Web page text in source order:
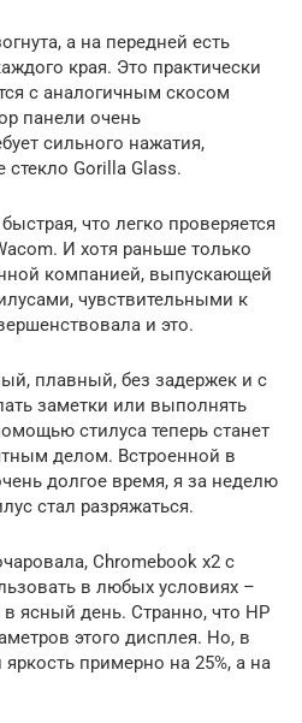
а на передней есть
края. Это практически
с аналогичным скосом
панели очень
сильного нажатия,
стекло Gorilla Glass.
что легко проверяется
И хотя раньше только
компанией, выпускающей
чувствительными к
и это.
плавный, без задержек и с
заметки или выполнять
стилуса теперь станет
делом. Встроенной в
долгое время, я за неделю
стал разряжаться.
Chromebook x2 с
в любых условиях –
ясный день. Странно, что HP
этого дисплея. Но, в
примерно на 25%, а на